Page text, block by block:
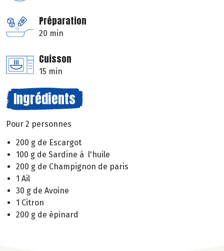
Préparation
20 min
Cuisson
15 min
Ingrédients
Pour 2 personnes
200 g de Escargot
100 g de Sardine à l'huile
200 g de Champignon de paris
1 Ail
30 g de Avoine
1 Citron
200 g de épinard